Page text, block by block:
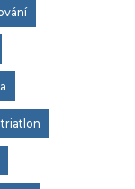
triatlon